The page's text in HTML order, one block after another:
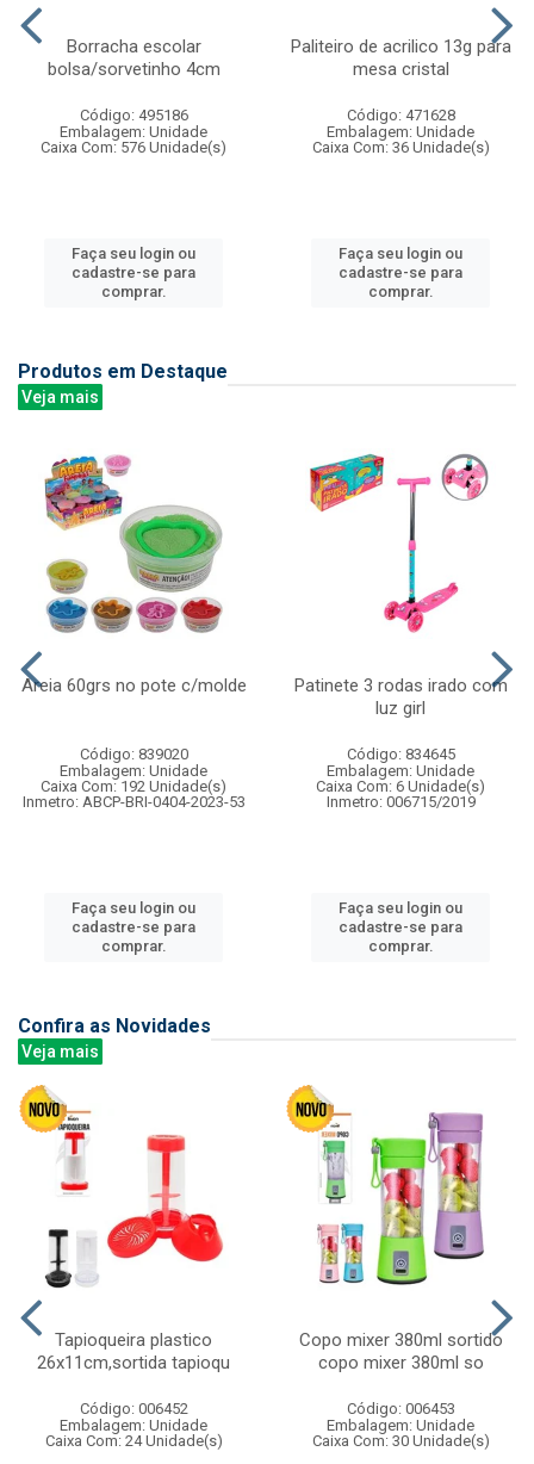
Borracha escolar
bolsa/sorvetinho 4cm
Código: 495186
Embalagem: Unidade
Caixa Com: 576 Unidade(s)
Faça seu login ou
cadastre-se para
comprar.
Paliteiro de acrilico 13g para
mesa cristal
Código: 471628
Embalagem: Unidade
Caixa Com: 36 Unidade(s)
Faça seu login ou
cadastre-se para
comprar.
Produtos em Destaque
Veja mais
Areia 60grs no pote c/molde
Código: 839020
Embalagem: Unidade
Caixa Com: 192 Unidade(s)
Inmetro: ABCP-BRI-0404-2023-53
Faça seu login ou
cadastre-se para
comprar.
Patinete 3 rodas irado com
luz girl
Código: 834645
Embalagem: Unidade
Caixa Com: 6 Unidade(s)
Inmetro: 006715/2019
Faça seu login ou
cadastre-se para
comprar.
Confira as Novidades
Veja mais
Tapioqueira plastico
26x11cm,sortida tapioqu
Código: 006452
Embalagem: Unidade
Caixa Com: 24 Unidade(s)
Copo mixer 380ml sortido
copo mixer 380ml so
Código: 006453
Embalagem: Unidade
Caixa Com: 30 Unidade(s)